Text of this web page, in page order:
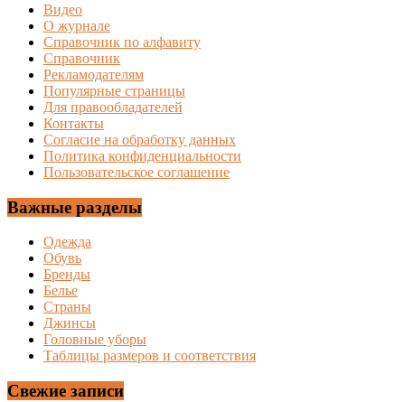
Видео
О журнале
Справочник по алфавиту
Справочник
Рекламодателям
Популярные страницы
Для правообладателей
Контакты
Согласие на обработку данных
Политика конфиденциальности
Пользовательское соглашение
Важные разделы
Одежда
Обувь
Бренды
Белье
Страны
Джинсы
Головные уборы
Таблицы размеров и соответствия
Свежие записи